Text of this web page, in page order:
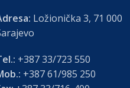
Ložionička 3, 71 000
+387 33/723 550
+387 61/985 250